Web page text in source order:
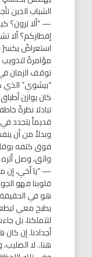
الشباب الذين
— “ألا ترون؟
إفطاركم؟ ألا
استعراضٌ يكسرُ
مؤامرةٌ
توقف الزمان
“بيشوي” الذي
كان يوازن
تبادلا نظرةً
قديماً يتجدد
وبدلاً من أن
فوق كتفه
واثق، وصل
— “يا أخي، إن
قلوبنا فهو
هو في
يطبخ معي
لتتملكنا، بل
أجدادنا. إن
هنا.. لا